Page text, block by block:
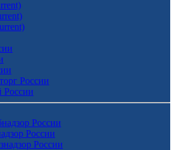
России
России
России
России
России